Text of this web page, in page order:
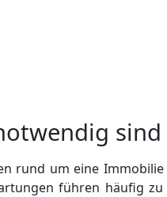
sind
rund um eine Immobilie
führen häufig zu